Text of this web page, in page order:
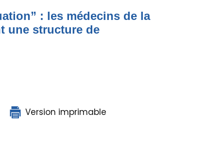
: les médecins de la
une structure de
Version imprimable